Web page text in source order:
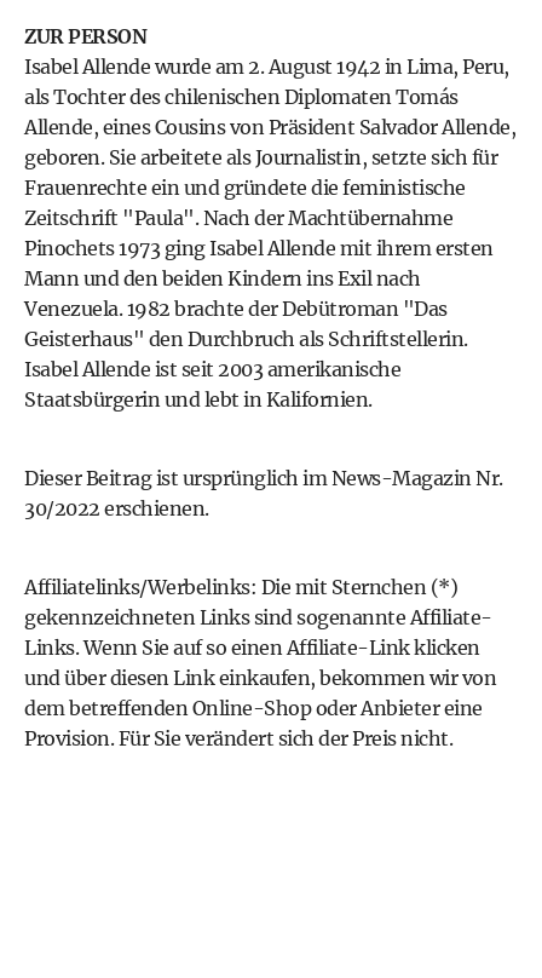
ZUR PERSON
Isabel Allende wurde am 2. August 1942 in Lima, Peru,
als Tochter des chilenischen Diplomaten Tomás
Allende, eines Cousins von Präsident Salvador Allende,
geboren. Sie arbeitete als Journalistin, setzte sich für
Frauenrechte ein und gründete die feministische
Zeitschrift "Paula". Nach der Machtübernahme
Pinochets 1973 ging Isabel Allende mit ihrem ersten
Mann und den beiden Kindern ins Exil nach
Venezuela. 1982 brachte der Debütroman "Das
Geisterhaus" den Durchbruch als Schriftstellerin.
Isabel Allende ist seit 2003 amerikanische
Staatsbürgerin und lebt in Kalifornien.
Dieser Beitrag ist ursprünglich imNews-MagazinNr.
30/2022 erschienen.
Affiliatelinks/Werbelinks: Die mit Sternchen (*)
gekennzeichneten Links sind sogenannte Affiliate-
Links. Wenn Sie auf so einen Affiliate-Link klicken
und über diesen Link einkaufen, bekommen wir von
dem betreffenden Online-Shop oder Anbieter eine
Provision. Für Sie verändert sich der Preis nicht.